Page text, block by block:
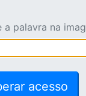
a palavra na